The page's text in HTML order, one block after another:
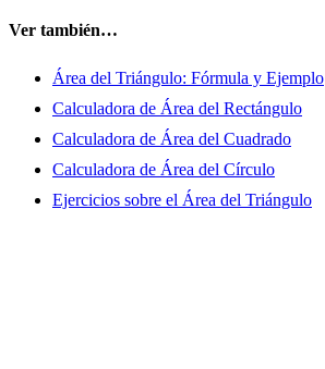
Ver también…
Área del Triángulo: Fórmula y Ejemplo
Calculadora de Área del Rectángulo
Calculadora de Área del Cuadrado
Calculadora de Área del Círculo
Ejercicios sobre el Área del Triángulo